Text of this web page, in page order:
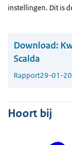
instellingen. Dit is
Download:
Scalda
Rapport29-01-
Hoort bij